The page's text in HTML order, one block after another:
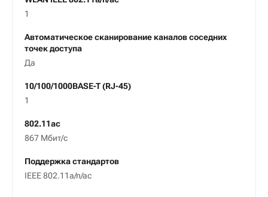
1
Автоматическое сканирование каналов соседних
точек доступа
Да
10/100/1000BASE-T (RJ-45)
1
802.11ac
867 Мбит/с
Поддержка стандартов
IEEE 802.11a/n/ac